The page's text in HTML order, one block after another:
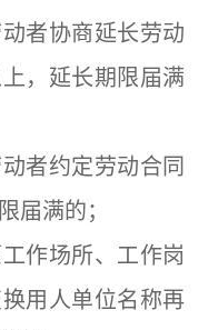
者协商延长劳动
，延长期限届满
者约定劳动合同
届满的；
作场所、工作岗
用人单位名称再